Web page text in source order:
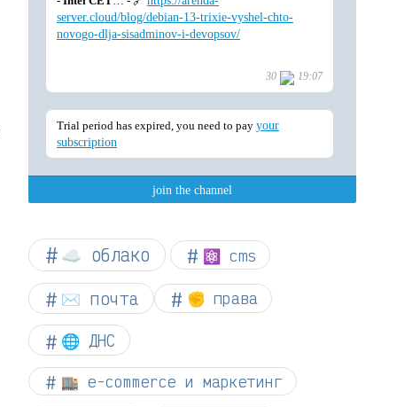
☁︎ облако ⚛ cms
✉️ почта ✊ права
🌐 ДНС
🏬 e-commerce и маркетинг